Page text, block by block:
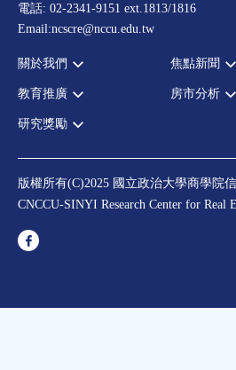
電話: 02-2341-9151 ext.1813/1816
Email:ncscre@nccu.edu.tw
關於我們
宗旨願景
設置辦法
指導委員
中心成員
聯絡我們
焦點新聞
全部新聞
法律新訊
教育推廣
全部活動
理財規劃講座
不動產學程支援
房市分析
研究獎勵
住宅學會論文獎支援
都市計劃學會論文獎支援
版權所有(C)2025 國立政治大學商學院
CNCCU-SINYI Research Center for Real